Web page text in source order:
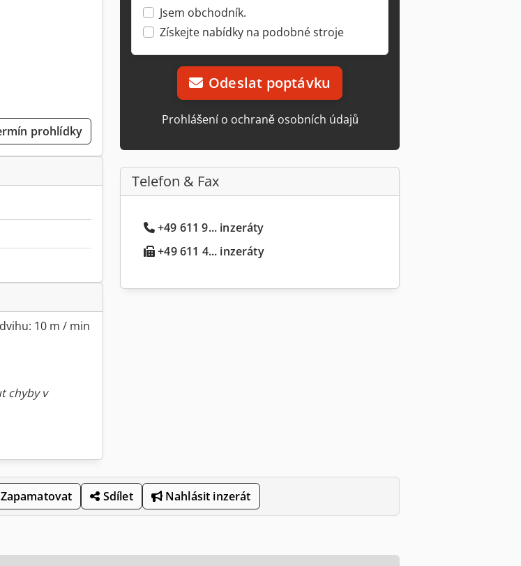
prohlídky
10 m / min
chyby v
Jsem obchodník.
Získejte nabídky na podobné stroje
Odeslat poptávku
Prohlášení o ochraně osobních údajů
Telefon & Fax
+49 611 9... inzeráty
+49 611 4... inzeráty
Zapamatovat Sdílet Nahlásit inzerát